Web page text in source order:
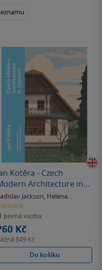
Kotěra - Czech
Architecture in
Jackson, Helena
pevná vazba
Kč
849 Kč
Do košíku